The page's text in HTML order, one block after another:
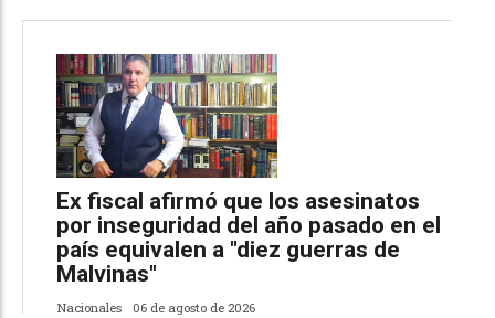
Ex fiscal afirmó que los asesinatos
por inseguridad del año pasado en el
país equivalen a "diez guerras de
Malvinas"
Nacionales 06 de agosto de 2026